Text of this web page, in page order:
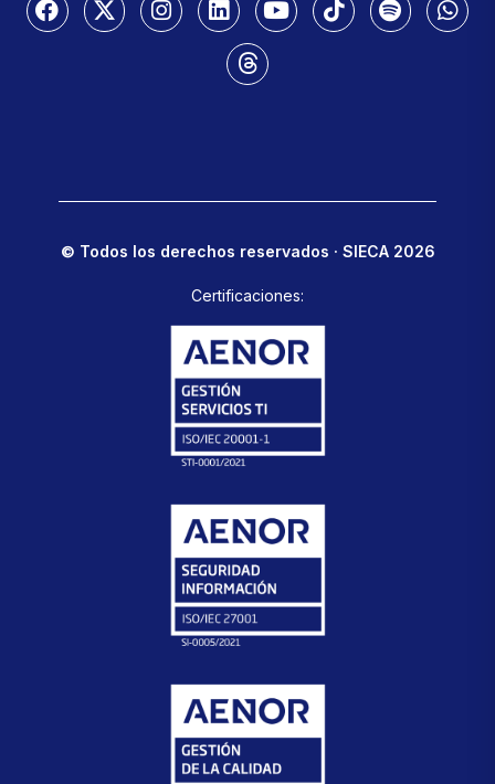
© Todos los derechos reservados · SIECA 2026
Certificaciones: